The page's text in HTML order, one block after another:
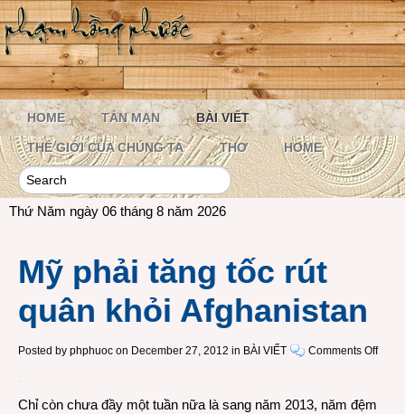
HOME TẢN MẠN BÀI VIẾT
THẾ GIỚI CỦA CHÚNG TA THƠ HOME
Thứ Năm ngày 06 tháng 8 năm 2026
Mỹ phải tăng tốc rút
quân khỏi Afghanistan
Posted by phphuoc on December 27, 2012 in BÀI VIẾT Comments Offon
Chỉ còn chưa đầy một tuần nữa là sang năm 2013, năm đệm